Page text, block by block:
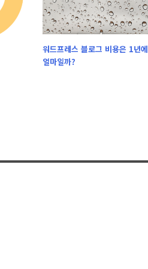
워드프레스 블로그 비용은 1년에
얼마일까?